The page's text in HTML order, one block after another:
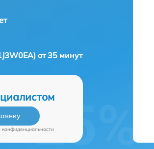
от 35 минут
конфиденциальности